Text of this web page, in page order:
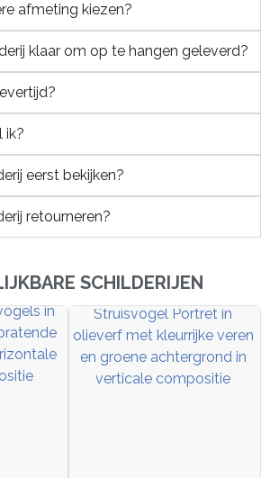
afmeting kiezen?
klaar om op te hangen geleverd?
ik?
eerst bekijken?
retourneren?
SCHILDERIJEN